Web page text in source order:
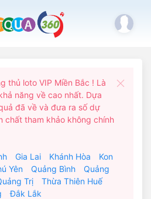
thủ loto VIP Miền Bắc ! Là
năng về cao nhất. Dựa
đã về và đưa ra số dự
chất tham khảo không chính
Gia Lai Khánh Hòa
Kon
Yên Quảng Bình
Quảng
Trị
Thừa Thiên Huế
Đắk Lắk